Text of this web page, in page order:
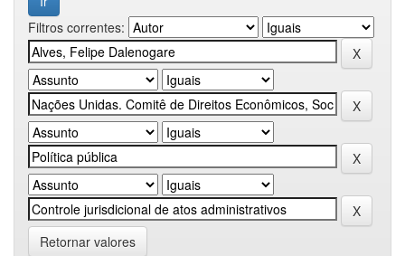
Filtros correntes:
Retornar valores